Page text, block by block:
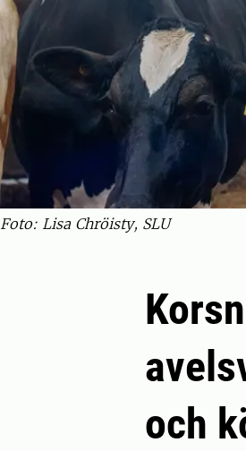
Foto: Lisa Chröisty, SLU
och